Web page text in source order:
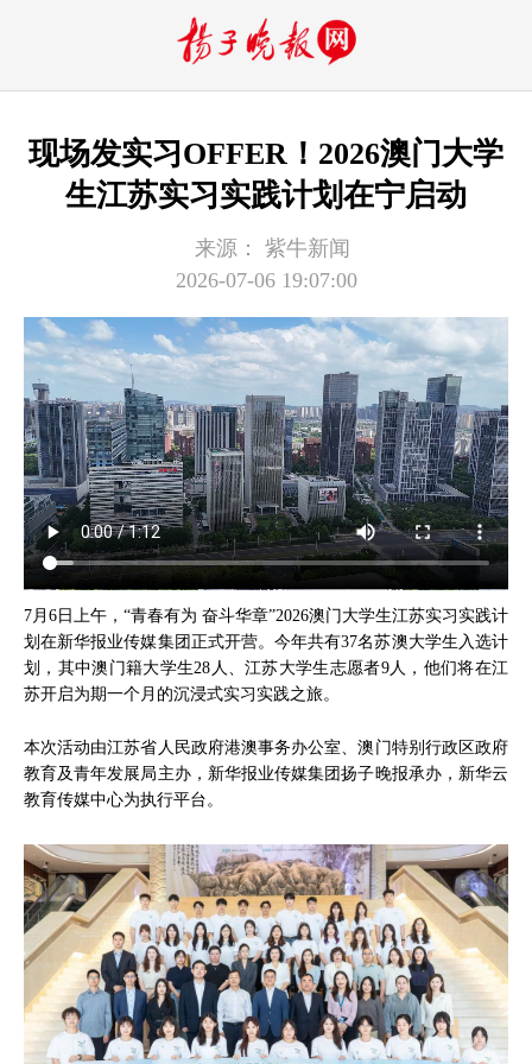
现场发实习OFFER！2026澳门大学
生江苏实习实践计划在宁启动
来源：
紫牛新闻
2026-07-06 19:07:00
7月6日上午，“青春有为 奋斗华章”2026澳门大学生江苏实习实践计
划在新华报业传媒集团正式开营。今年共有37名苏澳大学生入选计
划，其中澳门籍大学生28人、江苏大学生志愿者9人，他们将在江
苏开启为期一个月的沉浸式实习实践之旅。
本次活动由江苏省人民政府港澳事务办公室、澳门特别行政区政府
教育及青年发展局主办，新华报业传媒集团扬子晚报承办，新华云
教育传媒中心为执行平台。